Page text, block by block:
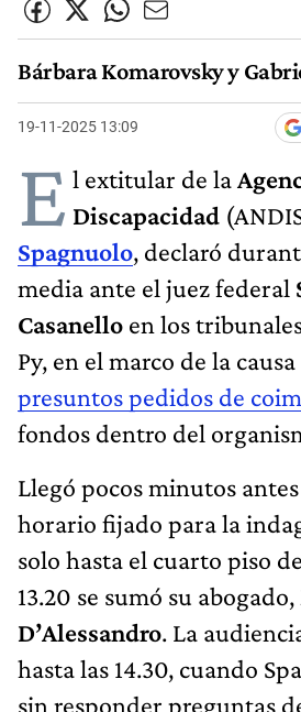
Bárbara Komarovsky y
19-11-2025 13:09
E l extitular de la
Discapacidad
Spagnuolo, declaró
media ante el juez federal
Casanello en los
Py, en el marco de la
presuntos pedidos de
fondos dentro del
Llegó pocos minutos antes
horario fijado para la
solo hasta el cuarto piso
13.20 se sumó su abogado,
D’Alessandro. La
hasta las 14.30, cuando
sin responder preguntas